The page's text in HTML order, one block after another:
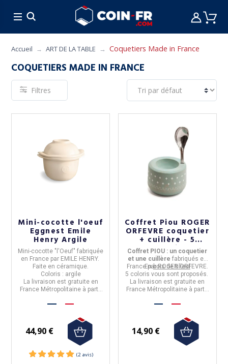
CUISINE MOBILIER
Accueil ART DE LA TABLE Coquetiers Made in France
COQUETIERS MADE IN FRANCE
Filtres
Mini-cocotte l'oeuf
Eggnest Emile
Henry Argile
Mini-cocotte "l'Oeuf" fabriquée
en France par EMILE HENRY.
Faite en céramique
Coloris : argile
La livraison est gratuite en
France Métropolitaine à partir
44,90 €
Coffret Piou ROGER
ORFEVRE coquetier
+ cuillère - 5
coloris
Coffret PIOU : un coquetier
et une cuillère fabriqués en
FranceparROGER ORFEVRE.
Enbois de tilleul
5 coloris vous sont proposés.
La livraison est gratuite en
France Métropolitaine à partir
14,90 €